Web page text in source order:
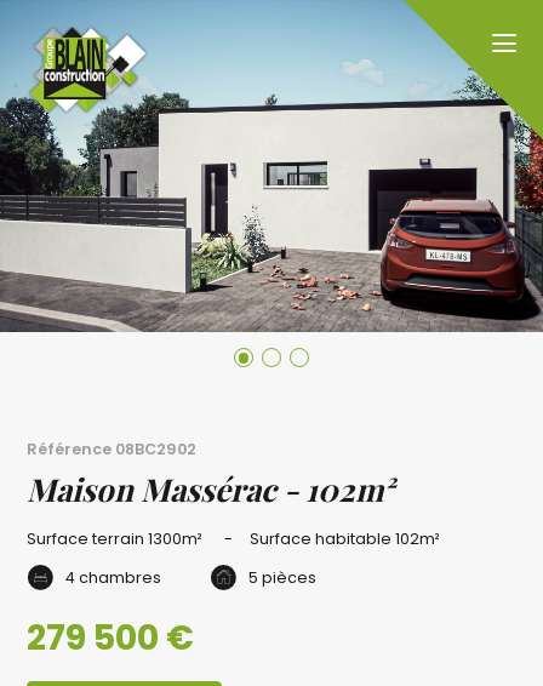
Référence 08BC2902
Maison Massérac - 102m²
Surface terrain1300m² Surface habitable102m²
4 chambres
5 pièces
279 500 €